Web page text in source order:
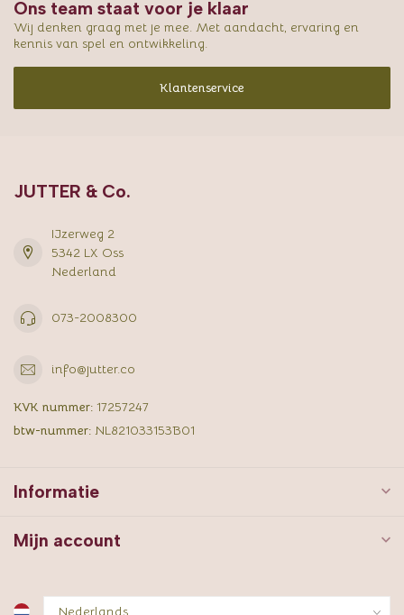
Ons team staat voor je klaar
Wij denken graag met je mee. Met aandacht, ervaring en
kennis van spel en ontwikkeling.
Klantenservice
JUTTER & Co.
IJzerweg 2
5342 LX Oss
Nederland
073-2008300
info@jutter.co
KVK nummer: 17257247
btw-nummer: NL821033153B01
Informatie
Mijn account